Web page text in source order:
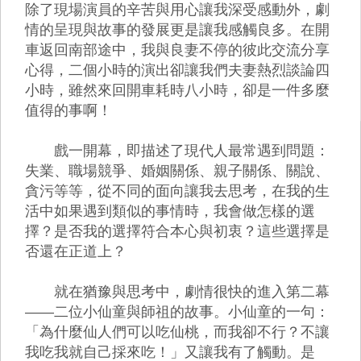
除了現場演員的辛苦與用心讓我深受感動外，劇
情的呈現與故事的發展更是讓我感觸良多。在開
車返回南部途中，我與良妻不停的彼此交流分享
心得，二個小時的演出卻讓我們夫妻熱烈談論四
小時，雖然來回開車耗時八小時，卻是一件多麼
值得的事啊！
戲一開幕，即描述了現代人最常遇到問題：
失業、職場競爭、婚姻關係、親子關係、關說、
貪污等等，從不同的面向讓我去思考，在我的生
活中如果遇到類似的事情時，我會做怎樣的選
擇？是否我的選擇符合本心與初衷？這些選擇是
否還在正道上？
就在猶豫與思考中，劇情很快的進入第二幕
——二位小仙童與師祖的故事。小仙童的一句：
「為什麼仙人們可以吃仙桃，而我卻不行？不讓
我吃我就自己採來吃！」又讓我有了觸動。是